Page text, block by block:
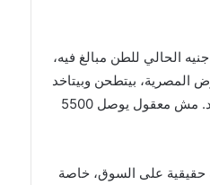
وأكد مخيمر أن سعر 5000 جنيه الحالي للطن مبالغ فيه،
المصرية، بيتطحن وبيتاخد
له كهرباء وغاز من جوه البلد. مش معقول يوصل 5500
حقيقية على السوق، خاصة